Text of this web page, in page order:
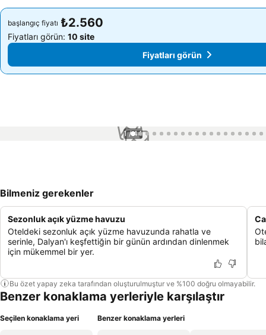
başlangıç fiyatı ₺2.560
Fiyatları görün: 10 site
Fiyatları görün
başlangıç fiyatı ₺2.560
Fiyatları görün: 10 site
Fiyatları görün
1 / 44
Bilmeniz gerekenler
Sezonluk açık yüzme havuzu
Oteldeki sezonluk açık yüzme havuzunda rahatla ve
serinle, Dalyan'ı keşfettiğin bir günün ardından dinlenmek
için mükemmel bir yer.
Bu özet yapay zeka tarafından oluşturulmuştur ve %100 doğru olmayabilir.
Benzer konaklama yerleriyle karşılaştır
Seçilen konaklama yeri Benzer konaklama yerleri